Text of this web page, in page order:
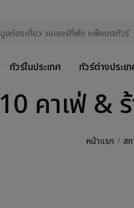
ทัวร์ในประเทศ ทัวร์ต่างประเ
10 คาเฟ่ &
หน้าแรก ส